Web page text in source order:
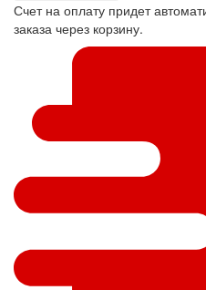
Счет на оплату придет
заказа через корзину.